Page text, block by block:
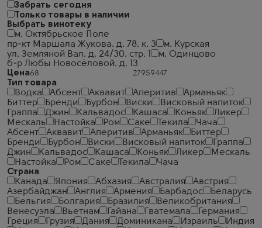
Забрать сегодня
Только товары в наличии
Выбрать винотеку
м. Октябрьское Поле
пр-кт Маршала Жукова. д. 78. к. 3
м. Курская
ул. Земляной Вал. д. 24/30. стр. 1
м. Одинцово
б-р Любы Новосёловой. д. 13
Цена
Тип товара
Водка
Абсент Аквавит Аперитив
Арманьяк
Биттер
Бренди Бурбон Виски
Висковый напиток
Граппа
Джин Кальвадос Кашаса Коньяк
Ликер
Мескаль
Настойка Ром Саке Текила
Чача
Абсент
Аквавит Аперитив Арманьяк
Биттер
Бренди
Бурбон Виски Висковый напиток
Граппа
Джин
Кальвадос Кашаса Коньяк Ликер
Мескаль
Настойка
Ром Саке Текила
Чача
Страна
Канада
Япония Абхазия Австралия
Австрия
Азербайджан
Англия Армения Барбадос
Беларусь
Бельгия
Болгария Бразилия
Великобритания
Венесуэла
Вьетнам Гайана Гватемала
Германия
Греция
Грузия Дания Доминикана Израиль
Индия